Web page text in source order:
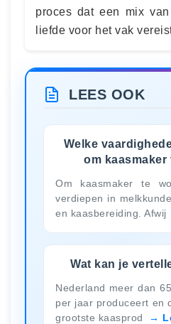
proces dat een mix
liefde voor het vak
LEES OOK
Welke
om kaasmaker
Om kaasmaker te
verdiepen in
en kaasbereiding. Afwij
Wat kan je
Nederland meer dan
per jaar produceert en
grootste kaasprod